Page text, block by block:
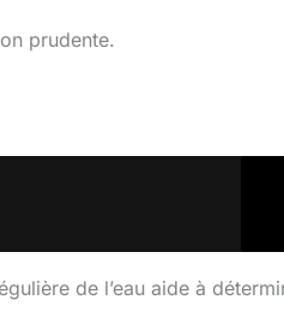
prudente.
de l’eau aide à